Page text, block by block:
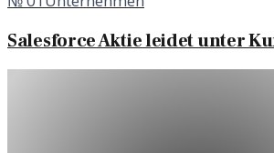
Salesforce Aktie leidet unter